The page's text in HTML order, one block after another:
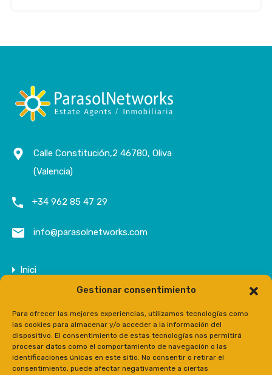
Gestionar consentimiento
Para ofrecer las mejores experiencias, utilizamos tecnologías como
las cookies para almacenar y/o acceder a la información del
dispositivo. El consentimiento de estas tecnologías nos permitirá
procesar datos como el comportamiento de navegación o las
identificaciones únicas en este sitio. No consentir o retirar el
consentimiento, puede afectar negativamente a ciertas
Calle Constitución,2 46780, Oliva
(Valencia)
+34 962 85 47 29
info@parasolnetworks.com
Inici
Propietats
Contacte
Prensa